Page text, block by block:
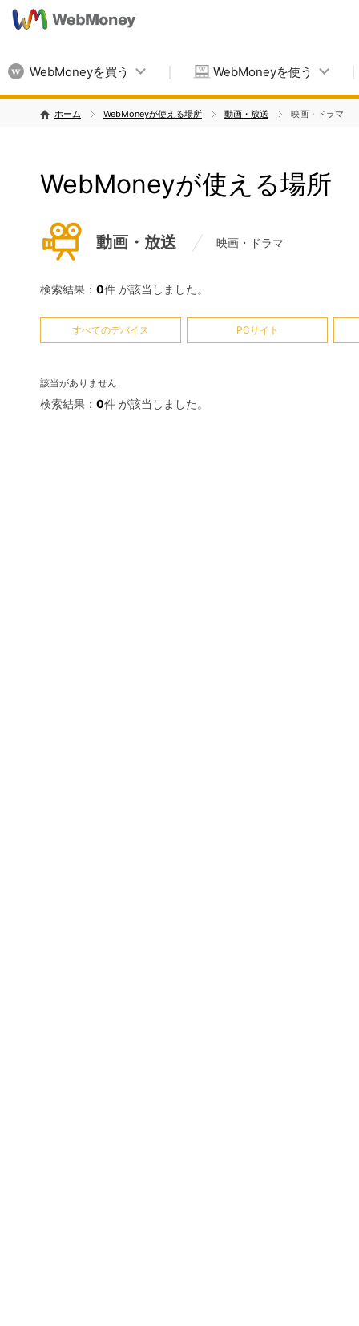
WebMoneyを買う WebMoneyを使う
ホーム WebMoneyが使える場所 動画・放送 映画・ドラマ
WebMoneyが使える場所
動画・放送 映画・ドラマ
検索結果： 0件 が該当しました。
すべてのデバイス PCサイト
該当がありません
検索結果： 0件 が該当しました。